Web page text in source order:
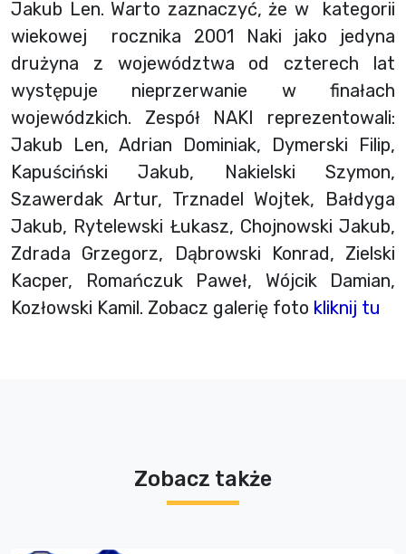
Jakub Len. Warto zaznaczyć, że w kategorii
wiekowej rocznika 2001 Naki jako jedyna
drużyna z województwa od czterech lat
występuje nieprzerwanie w finałach
wojewódzkich. Zespół NAKI reprezentowali:
Jakub Len, Adrian Dominiak, Dymerski Filip,
Kapuściński Jakub, Nakielski Szymon,
Szawerdak Artur, Trznadel Wojtek, Bałdyga
Jakub, Rytelewski Łukasz, Chojnowski Jakub,
Zdrada Grzegorz, Dąbrowski Konrad, Zielski
Kacper, Romańczuk Paweł, Wójcik Damian,
Kozłowski Kamil. Zobacz galerię foto kliknij tu
Zobacz także